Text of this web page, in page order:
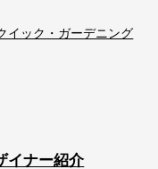
イック・ガーデニング
イナー紹介